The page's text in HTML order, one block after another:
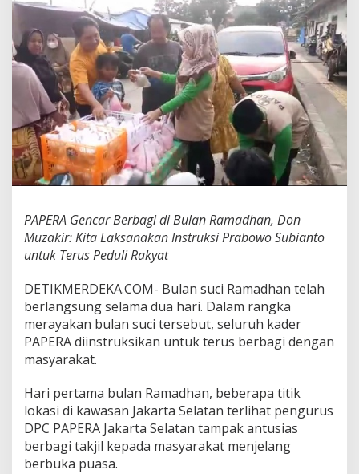
r
B
e
r
b
a
d
B
u
l
R
a
m
d
h
a
n
,
M
u
z
a
k
PAPERA Gencar Berbagi di Bulan Ramadhan, Don
Muzakir: Kita Laksanakan Instruksi Prabowo Subianto
untuk Terus Peduli Rakyat
DETIKMERDEKA.COM- Bulan suci Ramadhan telah
berlangsung selama dua hari. Dalam rangka
merayakan bulan suci tersebut, seluruh kader
PAPERA diinstruksikan untuk terus berbagi dengan
masyarakat.
Hari pertama bulan Ramadhan, beberapa titik
lokasi di kawasan Jakarta Selatan terlihat pengurus
DPC PAPERA Jakarta Selatan tampak antusias
berbagi takjil kepada masyarakat menjelang
berbuka puasa.